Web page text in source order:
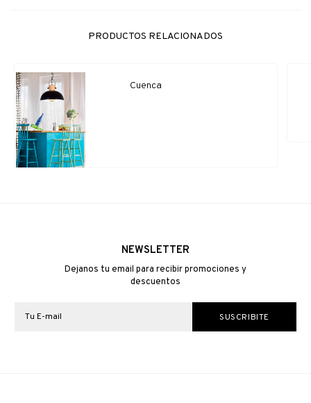
PRODUCTOS RELACIONADOS
Cuenca
NEWSLETTER
Dejanos tu email para recibir promociones y
descuentos